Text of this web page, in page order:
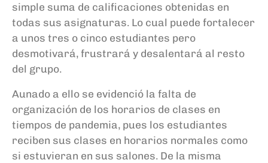
simple suma de calificaciones obtenidas en
todas sus asignaturas. Lo cual puede fortalecer
a unos tres o cinco estudiantes pero
desmotivará, frustrará y desalentará al resto
del grupo.
Aunado a ello se evidenció la falta de
organización de los horarios de clases en
tiempos de pandemia, pues los estudiantes
reciben sus clases en horarios normales como
si estuvieran en sus salones. De la misma